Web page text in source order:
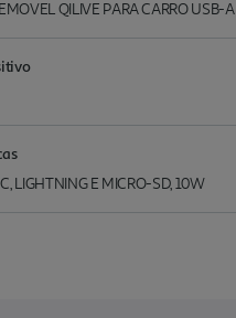
QILIVE PARA CARRO USB-A
LIGHTNING E MICRO-SD, 10W